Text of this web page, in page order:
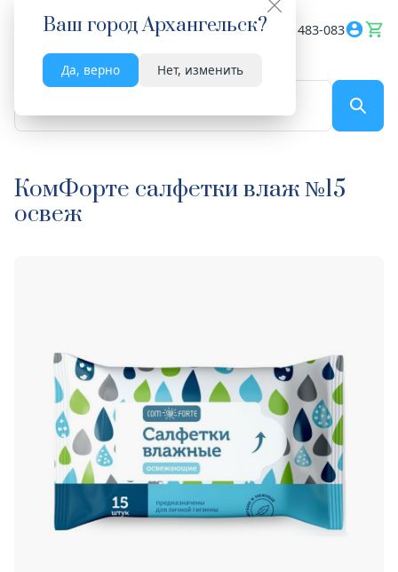
Ваш городАрхангельск?
Да, верно Нет, изменить
Весь сайт 8182 483-083
КомФорте салфетки влаж №15
освеж